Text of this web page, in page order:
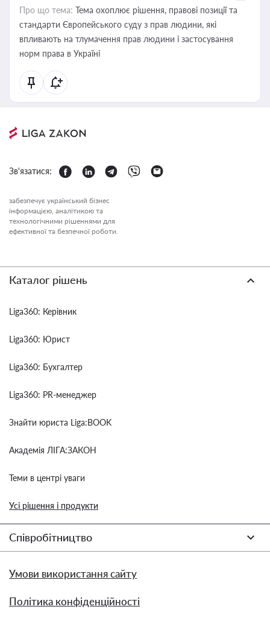
Про що тема: Тема охоплює рішення, правові позиції та
стандарти Європейського суду з прав людини, які
впливають на тлумачення прав людини і застосування
норм права в Україні
Зв'язатися:
забезпечує український бізнес
інформацією, аналітикою та
технологічними рішеннями для
ефективної та безпечної роботи.
Каталог рішень
Liga360: Керівник
Liga360: Юрист
Liga360: Бухгалтер
Liga360: PR-менеджер
Знайти юриста Liga:BOOK
Академія ЛІГА:ЗАКОН
Теми в центрі уваги
Усі рішення і продукти
Співробітництво
Умови використання сайту
Політика конфіденційності